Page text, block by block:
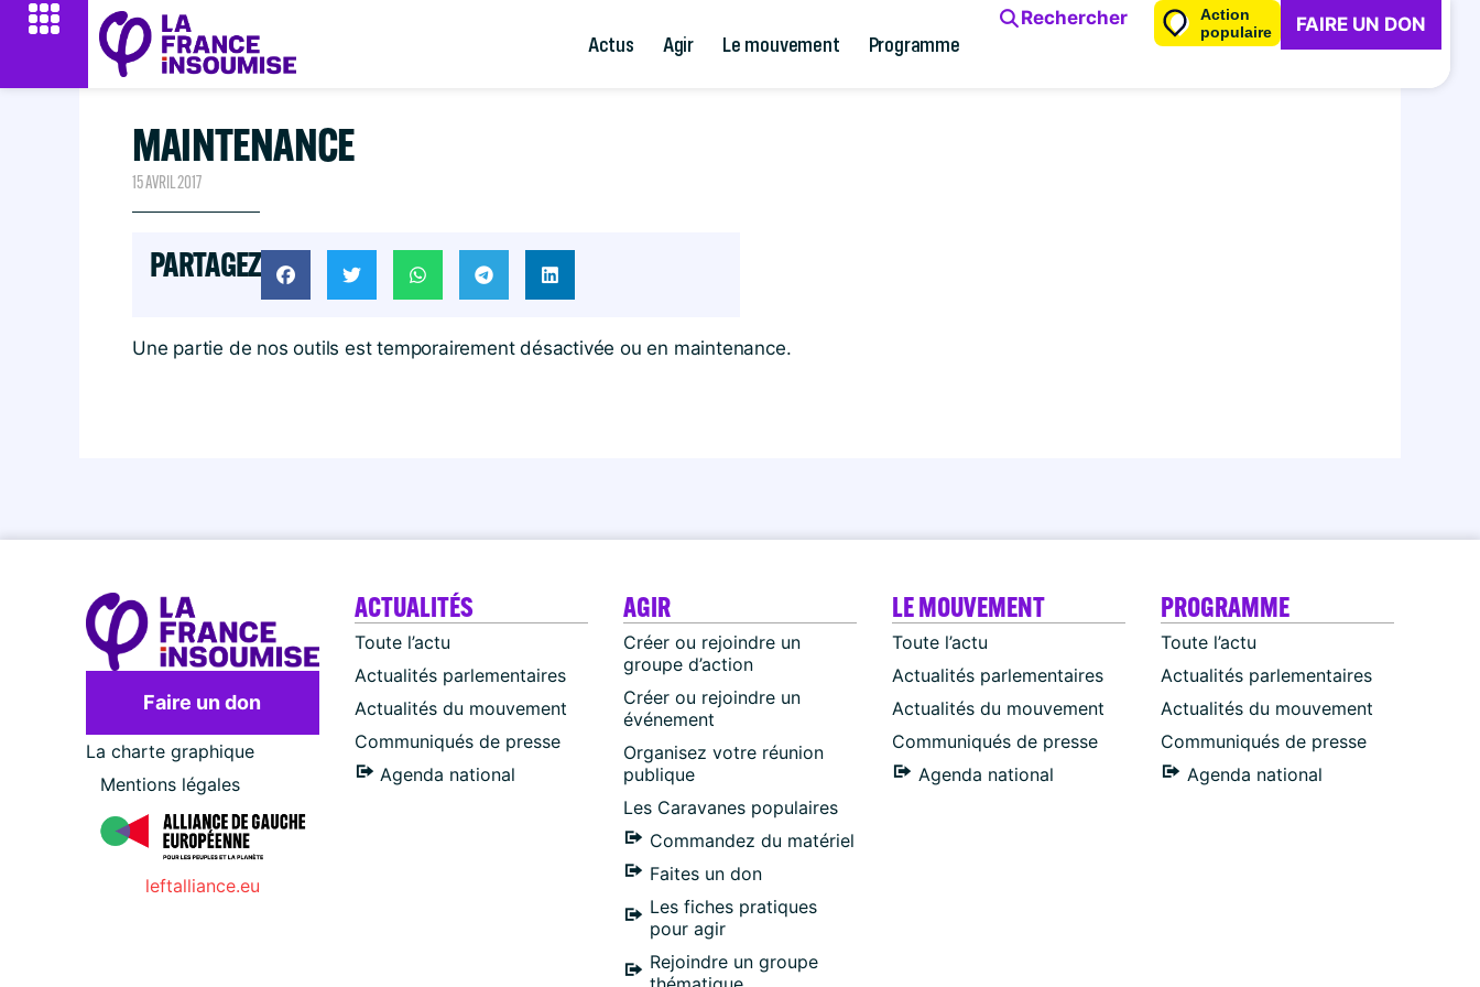
Actus Agir Le mouvement Programme
Rechercher
Action
populaire
FAIRE UN DON
MAINTENANCE
15 AVRIL 2017
PARTAGEZ
Une partie de nos outils est temporairement désactivée ou en maintenance.
Faire un don
La charte graphique
Mentions légales
leftalliance.eu
ACTUALITÉS
Toute l’actu
Actualités parlementaires
Actualités du mouvement
Communiqués de presse
Agenda national
AGIR
Créer ou rejoindre un
groupe d’action
Créer ou rejoindre un
événement
Organisez votre réunion
publique
Les Caravanes populaires
Commandez du matériel
Faites un don
Les fiches pratiques
pour agir
Rejoindre un groupe
LE MOUVEMENT
Toute l’actu
Actualités parlementaires
Actualités du mouvement
Communiqués de presse
Agenda national
PROGRAMME
Toute l’actu
Actualités parlementaires
Actualités du mouvement
Communiqués de presse
Agenda national